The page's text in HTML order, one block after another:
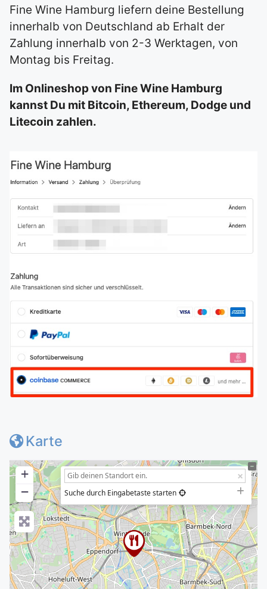
Fine Wine Hamburg liefern deine Bestellung
innerhalb von Deutschland ab Erhalt der
Zahlung innerhalb von 2-3 Werktagen, von
Montag bis Freitag.
Im Onlineshop von Fine Wine Hamburg
kannst Du mit Bitcoin, Ethereum, Dodge und
Litecoin zahlen.
Karte
+
−
Suche durch Eingabetaste starten